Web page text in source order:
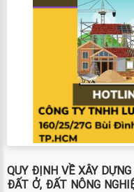
QUY ĐỊNH VỀ XÂY
ĐẤT Ở, ĐẤT NÔNG